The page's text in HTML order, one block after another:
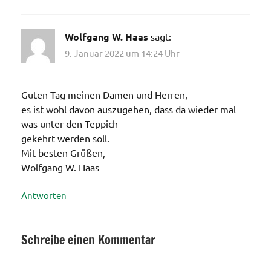
Wolfgang W. Haas sagt:
9. Januar 2022 um 14:24 Uhr
Guten Tag meinen Damen und Herren,
es ist wohl davon auszugehen, dass da wieder mal
was unter den Teppich
gekehrt werden soll.
Mit besten Grüßen,
Wolfgang W. Haas
Antworten
Schreibe einen Kommentar